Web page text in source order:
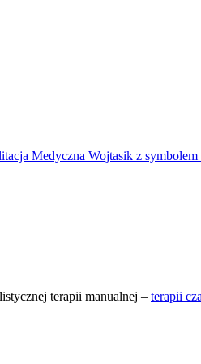
terapii manualnej – terapii